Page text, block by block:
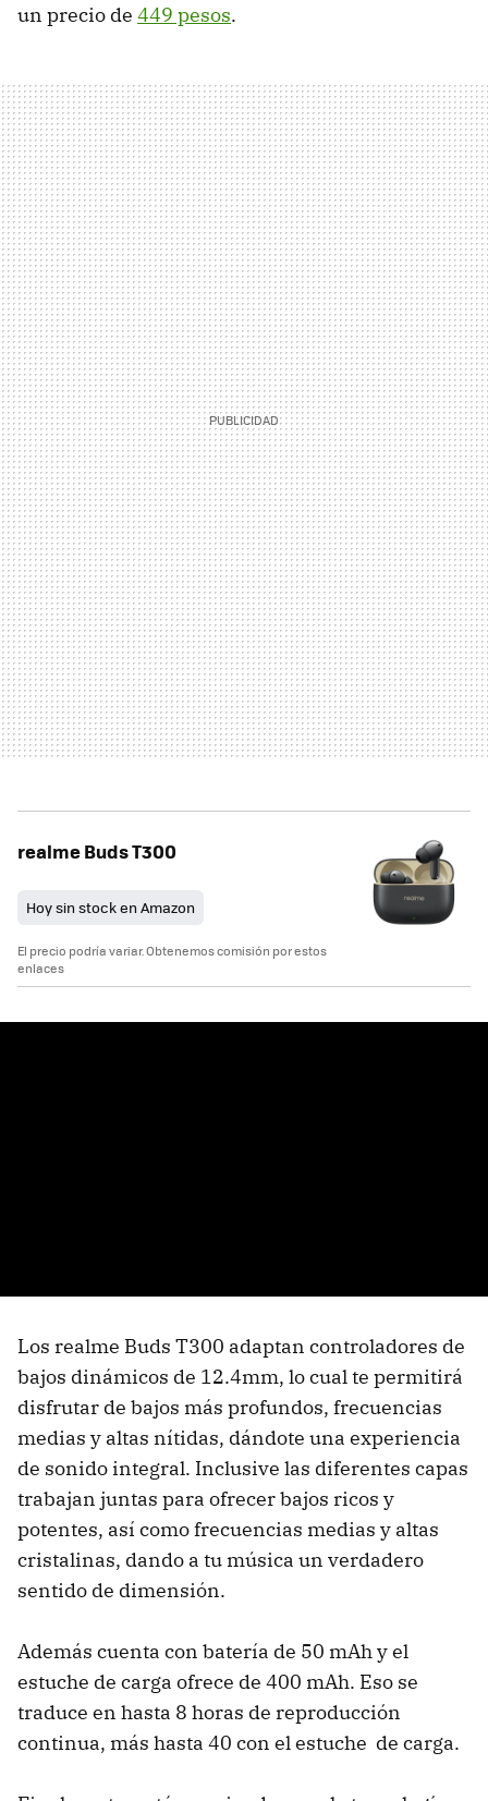
un precio de 449 pesos.
realme Buds T300
Hoy sin stock en Amazon
El precio podría variar. Obtenemos comisión por estos
enlaces
Los realme Buds T300 adaptan controladores de
bajos dinámicos de 12.4mm, lo cual te permitirá
disfrutar de bajos más profundos, frecuencias
medias y altas nítidas, dándote una experiencia
de sonido integral. Inclusive las diferentes capas
trabajan juntas para ofrecer bajos ricos y
potentes, así como frecuencias medias y altas
cristalinas, dando a tu música un verdadero
sentido de dimensión.
Además cuenta con batería de 50 mAh y el
estuche de carga ofrece de 400 mAh. Eso se
traduce en hasta 8 horas de reproducción
continua, más hasta 40 con el estuche de carga.